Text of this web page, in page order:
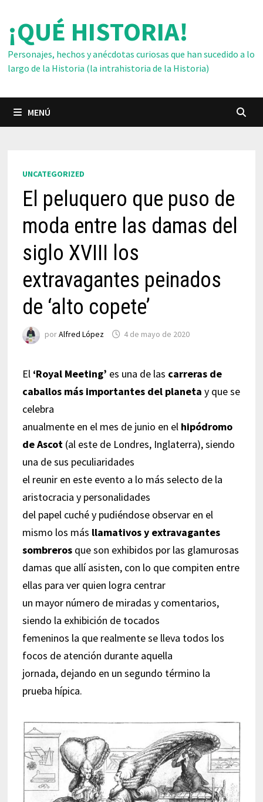
contenido
¡QUÉ HISTORIA!
Personajes, hechos y anécdotas curiosas que han sucedido a lo
largo de la Historia (la intrahistoria de la Historia)
MENÚ
UNCATEGORIZED
El peluquero que puso de
moda entre las damas del
siglo XVIII los
extravagantes peinados
de ‘alto copete’
porAlfred López 4 de mayo de 2020
El ‘Royal Meeting’ es una de las carreras de
caballos más importantes del planeta y que se
celebra
anualmente en el mes de junio en el hipódromo
de Ascot(al este de Londres, Inglaterra), siendo
una de sus peculiaridades
el reunir en este evento a lo más selecto de la
aristocracia y personalidades
del papel cuché y pudiéndose observar en el
mismo los más llamativos y extravagantes
sombrerosque son exhibidos por las glamurosas
damas que allí asisten, con lo que compiten entre
ellas para ver quien logra centrar
un mayor número de miradas y comentarios,
siendo la exhibición de tocados
femeninos la que realmente se lleva todos los
focos de atención durante aquella
jornada, dejando en un segundo término la
prueba hípica.